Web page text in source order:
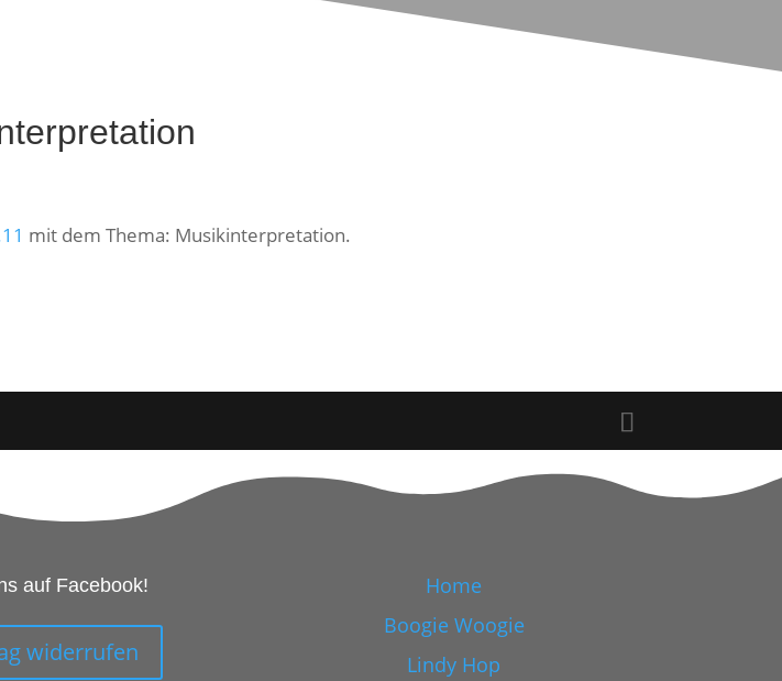
mit dem Thema: Musikinterpretation.
auf Facebook!
widerrufen
Home
Boogie Woogie
Lindy Hop